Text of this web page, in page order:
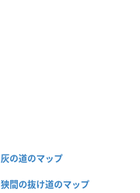
灰の道のマップ
狭間の抜け道のマップ